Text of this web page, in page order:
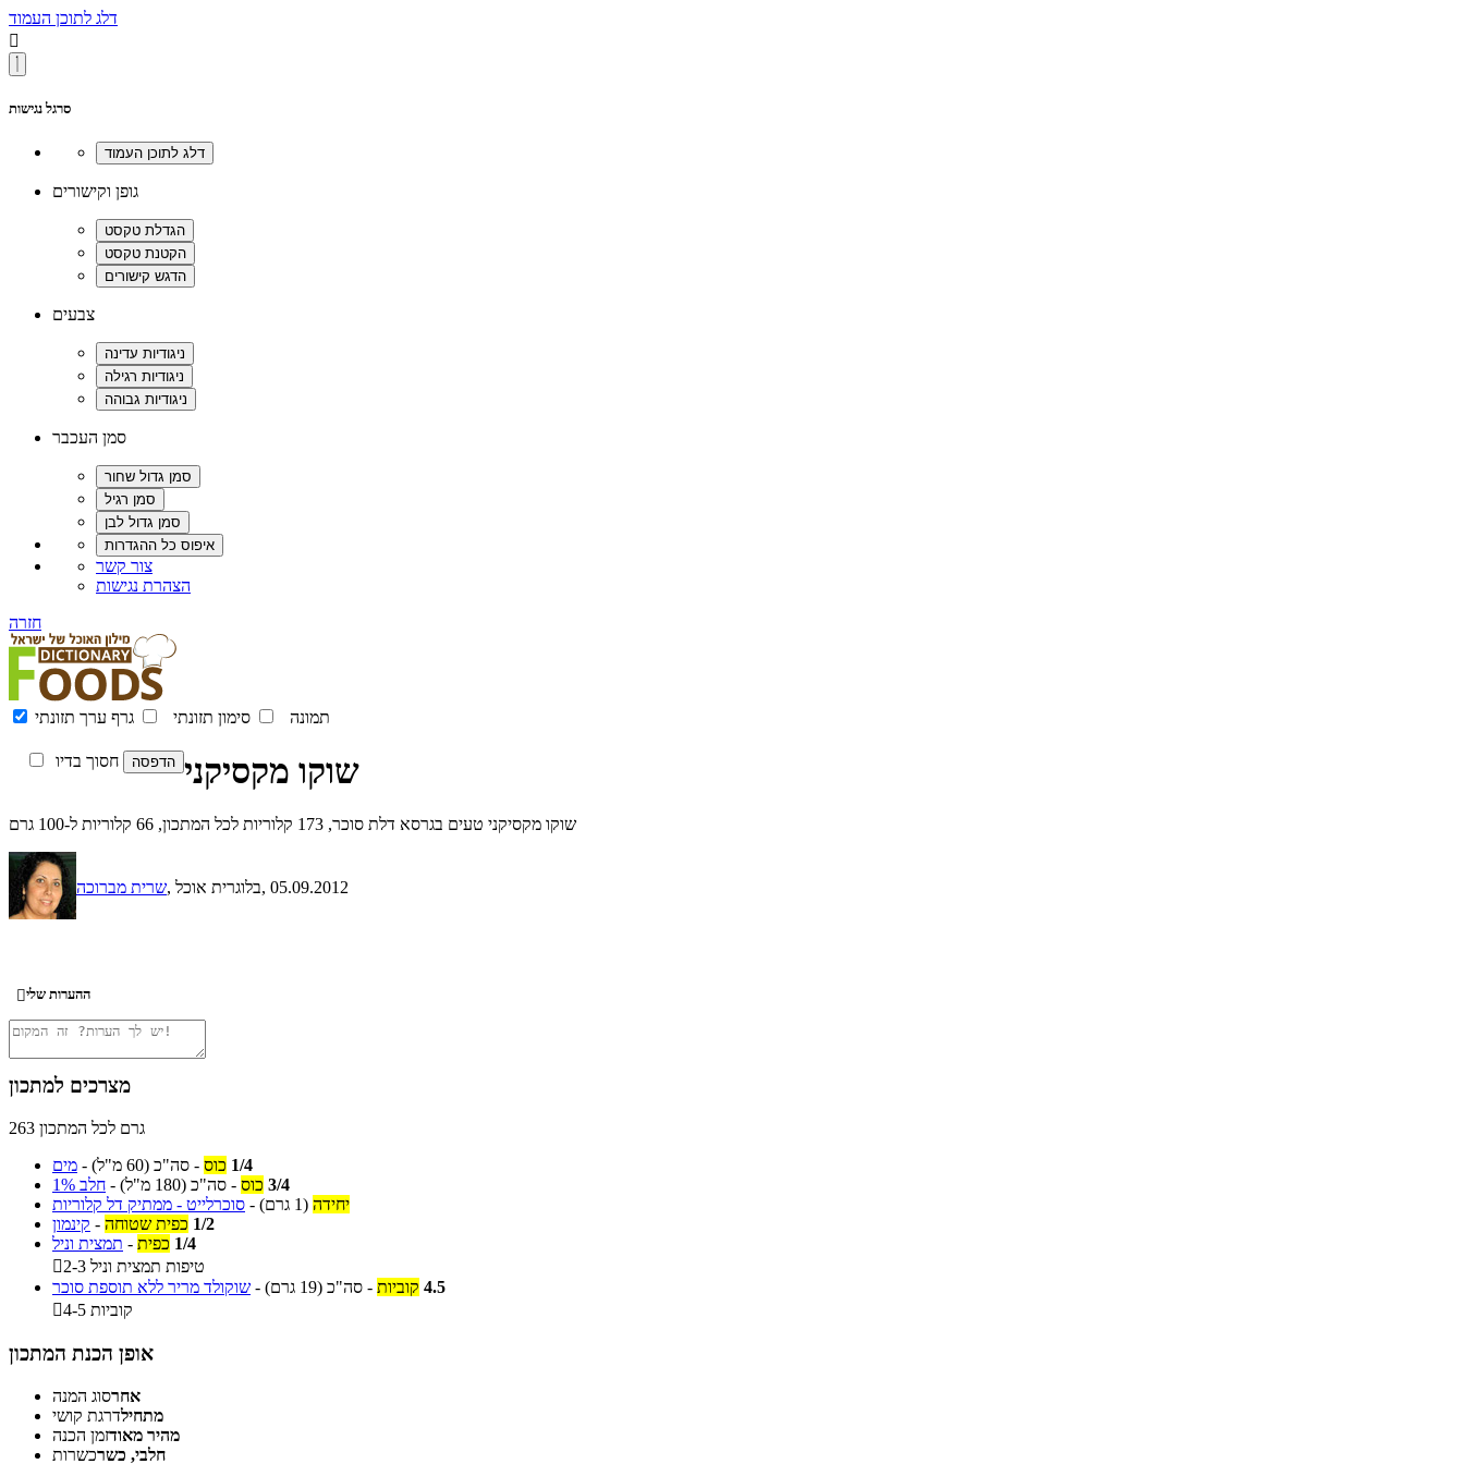
דלג לתוכן העמוד

סרגל נגישות
גופן וקישורים
צבעים
סמן העכבר
צור קשר
הצהרת נגישות
חזרה
תמונה סימון תזונתי גרף ערך תזונתי
חסוך בדיו שוקו מקסיקני
שוקו מקסיקני טעים בגרסא דלת סוכר, 173 קלוריות לכל המתכון, 66 קלוריות ל-100 גרם
שרית מברוכה , בלוגרית אוכל, 05.09.2012
ההערות שלי
מצרכים למתכון
263 גרם לכל המתכון
מים - 1/4 כוס - סה"כ (60 מ"ל)
חלב 1% - 3/4 כוס - סה"כ (180 מ"ל)
סוכרלייט - ממתיק דל קלוריות - יחידה (1 גרם)
קינמון - 1/2 כפית שטוחה
תמצית וניל - 1/4 כפית

2-3 טיפות תמצית וניל
שוקולד מריר ללא תוספת סוכר - 4.5 קוביות - סה"כ (19 גרם)

4-5 קוביות
אופן הכנת המתכון
אחרסוג המנה
מתחילדרגת קושי
מהיר מאודזמן הכנה
חלבי, כשרכשרות